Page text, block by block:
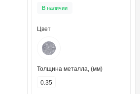
В наличии
Цвет
Толщина металла, (мм)
0.35